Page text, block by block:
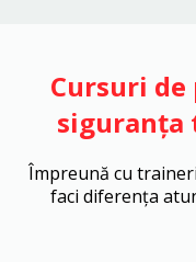
Cursuri
siguranța
Împreună cu
faci diferența